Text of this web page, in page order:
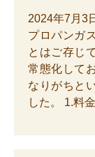
2024年7月3
プロパンガ
とはご存じ
常態化して
なりがちと
した。 1.料